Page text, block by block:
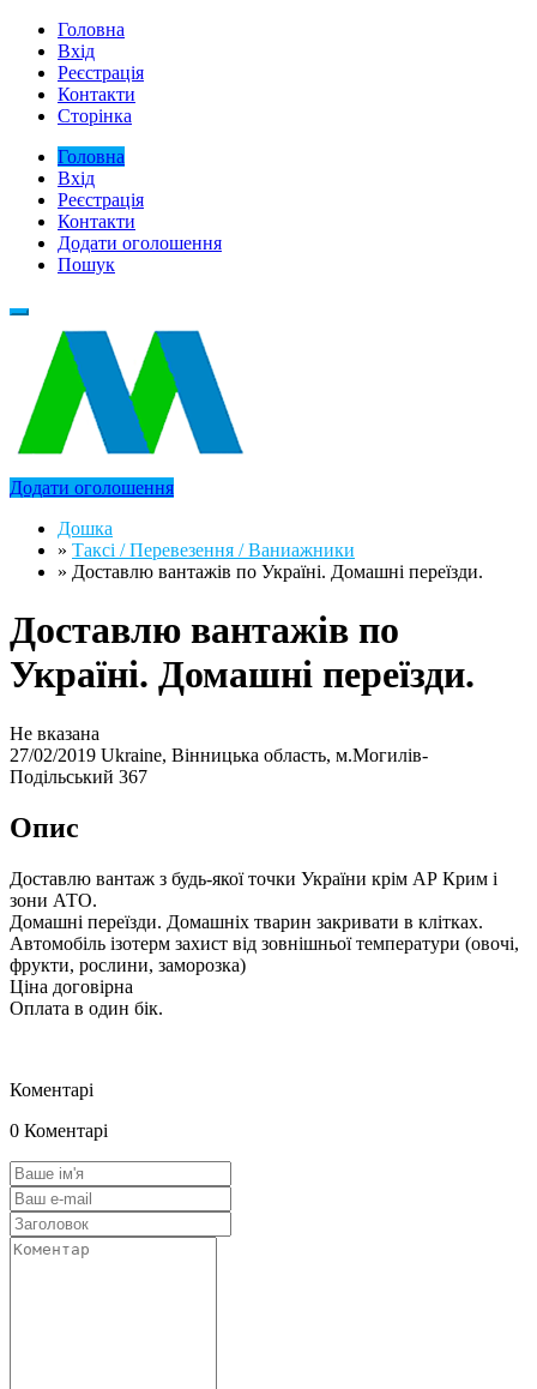
Головна
Вхід
Реєстрація
Контакти
Сторінка
Головна
Вхід
Реєстрація
Контакти
Додати оголошення
Пошук
Додати оголошення
Дошка
» Таксі / Перевезення / Ваниажники
» Доставлю вантажів по Україні. Домашні переїзди.
Доставлю вантажів по
Україні. Домашні переїзди.
Не вказана
27/02/2019 Ukraine, Вінницька область, м.Могилів-
Подільський 367
Опис
Доставлю вантаж з будь-якої точки України крім АР Крим і
зони АТО.
Домашні переїзди. Домашніх тварин закривати в клітках.
Автомобіль ізотерм захист від зовнішньої температури (овочі,
фрукти, рослини, заморозка)
Ціна договірна
Оплата в один бік.
Коментарі
0 Коментарі